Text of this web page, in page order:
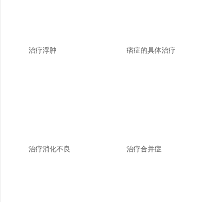
治疗浮肿 痞症的具体治疗
治疗消化不良 治疗合并症